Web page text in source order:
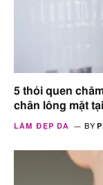
5 thói quen
chân lông mặt
LÀM ĐẸP DA BY